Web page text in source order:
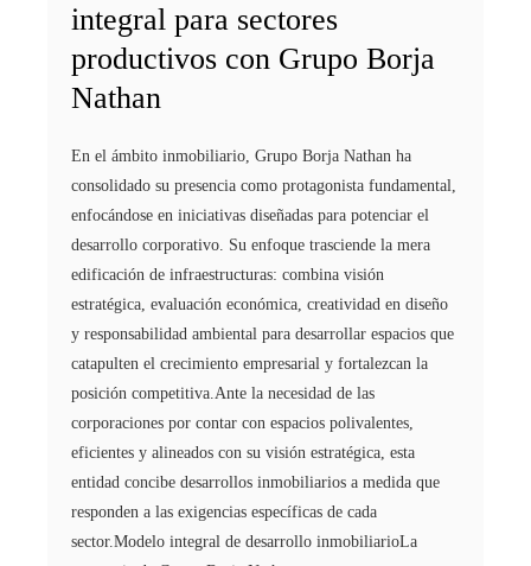
integral para sectores
productivos con Grupo Borja
Nathan
En el ámbito inmobiliario, Grupo Borja Nathan ha
consolidado su presencia como protagonista fundamental,
enfocándose en iniciativas diseñadas para potenciar el
desarrollo corporativo. Su enfoque trasciende la mera
edificación de infraestructuras: combina visión
estratégica, evaluación económica, creatividad en diseño
y responsabilidad ambiental para desarrollar espacios que
catapulten el crecimiento empresarial y fortalezcan la
posición competitiva.Ante la necesidad de las
corporaciones por contar con espacios polivalentes,
eficientes y alineados con su visión estratégica, esta
entidad concibe desarrollos inmobiliarios a medida que
responden a las exigencias específicas de cada
sector.Modelo integral de desarrollo inmobiliarioLa